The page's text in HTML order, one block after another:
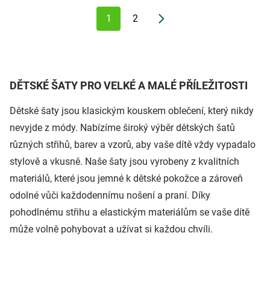
1 2
DĚTSKÉ ŠATY PRO VELKÉ A MALÉ PŘÍLEŽITOSTI
Dětské šaty jsou klasickým kouskem oblečení, který nikdy
nevyjde z módy. Nabízíme široký výběr dětských šatů
různých střihů, barev a vzorů, aby vaše dítě vždy vypadalo
stylově a vkusně. Naše šaty jsou vyrobeny z kvalitních
materiálů, které jsou jemné k dětské pokožce a zároveň
odolné vůči každodennímu nošení a praní. Díky
pohodlnému střihu a elastickým materiálům se vaše dítě
může volně pohybovat a užívat si každou chvíli.